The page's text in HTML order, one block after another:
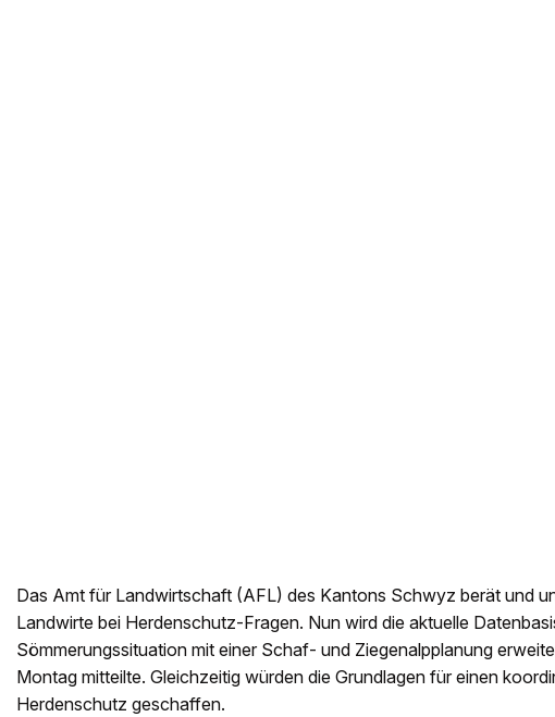
Das Amt für Landwirtschaft (AFL) des Kantons Schwyz berät und
Landwirte bei Herdenschutz-Fragen. Nun wird die aktuelle
Sömmerungssituation mit einer Schaf- und Ziegenalpplanung
Montag mitteilte. Gleichzeitig würden die Grundlagen für einen
Herdenschutz geschaffen.